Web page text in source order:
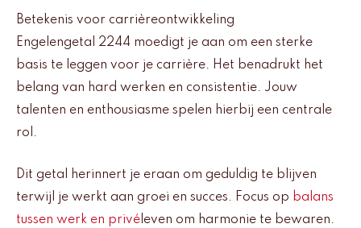
Betekenis voor carrièreontwikkeling
Engelengetal 2244 moedigt je aan om een sterke
basis te leggen voor je carrière. Het benadrukt het
belang van hard werken en consistentie. Jouw
talenten en enthousiasme spelen hierbij een centrale
rol.
Dit getal herinnert je eraan om geduldig te blijven
terwijl je werkt aan groei en succes. Focus op balans
tussen werk en privé leven om harmonie te bewaren.